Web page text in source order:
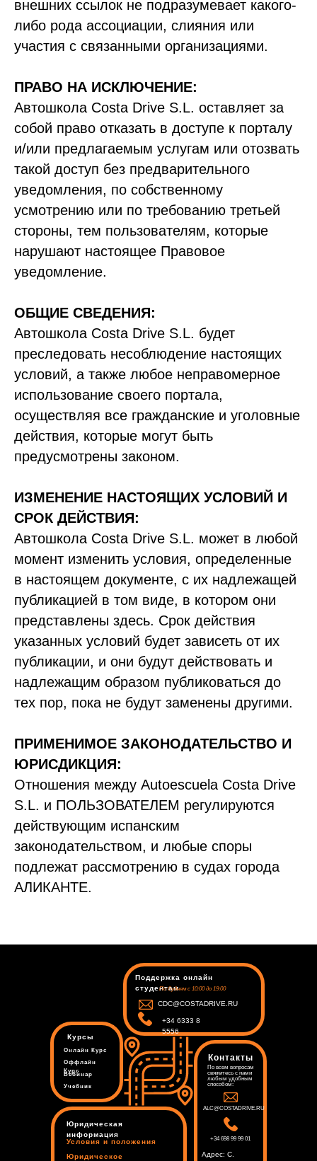
внешних ссылок не подразумевает какого-
либо рода ассоциации, слияния или
участия с связанными организациями.
ПРАВО НА ИСКЛЮЧЕНИЕ:
Автошкола Costa Drive S.L. оставляет за
собой право отказать в доступе к порталу
и/или предлагаемым услугам или отозвать
такой доступ без предварительного
уведомления, по собственному
усмотрению или по требованию третьей
стороны, тем пользователям, которые
нарушают настоящее Правовое
уведомление.
ОБЩИЕ СВЕДЕНИЯ:
Автошкола Costa Drive S.L. будет
преследовать несоблюдение настоящих
условий, а также любое неправомерное
использование своего портала,
осуществляя все гражданские и уголовные
действия, которые могут быть
предусмотрены законом.
ИЗМЕНЕНИЕ НАСТОЯЩИХ УСЛОВИЙ И
СРОК ДЕЙСТВИЯ:
Автошкола Costa Drive S.L. может в любой
момент изменить условия, определенные
в настоящем документе, с их надлежащей
публикацией в том виде, в котором они
представлены здесь. Срок действия
указанных условий будет зависеть от их
публикации, и они будут действовать и
надлежащим образом публиковаться до
тех пор, пока не будут заменены другими.
ПРИМЕНИМОЕ ЗАКОНОДАТЕЛЬСТВО И
ЮРИСДИКЦИЯ:
Отношения между Autoescuela Costa Drive
S.L. и ПОЛЬЗОВАТЕЛЕМ регулируются
действующим испанским
законодательством, и любые споры
подлежат рассмотрению в судах города
АЛИКАНТЕ.
Курсы
Условия и положения
Юридическая
информация
Онлайн Курс
Юридическое
Оффлайн
Курс
Учебник
Вебинар
Поддержка онлайн
студентамПо будням с 10:00 до 19:00
Контакты
По всем вопросам
свяжитесь с нами
любым удобным
способом:
ALC@COSTADRIVE.RU
CDC@COSTADRIVE.RU
+34 698 99 99 01
+34 6333 8
5556
Адрес: C.